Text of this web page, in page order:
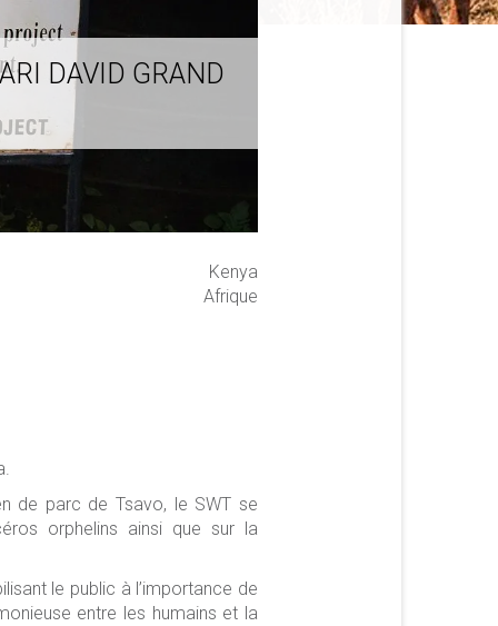
DAVID GRAND
Kenya
Afrique
de parc de Tsavo, le SWT se
orphelins ainsi que sur la
le public à l’importance de
entre les humains et la